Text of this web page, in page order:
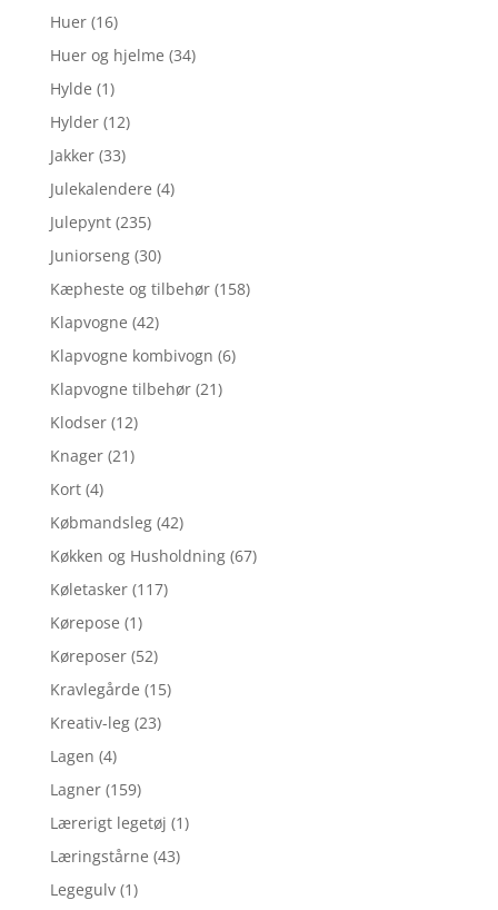
Huer (16)
Huer og hjelme (34)
Hylde (1)
Hylder (12)
Jakker (33)
Julekalendere (4)
Julepynt (235)
Juniorseng (30)
Kæpheste og tilbehør (158)
Klapvogne (42)
Klapvogne kombivogn (6)
Klapvogne tilbehør (21)
Klodser (12)
Knager (21)
Kort (4)
Købmandsleg (42)
Køkken og Husholdning (67)
Køletasker (117)
Kørepose (1)
Køreposer (52)
Kravlegårde (15)
Kreativ-leg (23)
Lagen (4)
Lagner (159)
Lærerigt legetøj (1)
Læringstårne (43)
Legegulv (1)